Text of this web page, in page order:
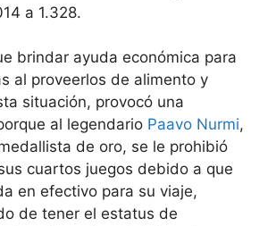
a 1.328.
brindar ayuda económica para
al proveerlos de alimento y
situación, provocó una
al legendario Paavo Nurmi,
de oro, se le prohibió
cuartos juegos debido a que
en efectivo para su viaje,
de tener el estatus de